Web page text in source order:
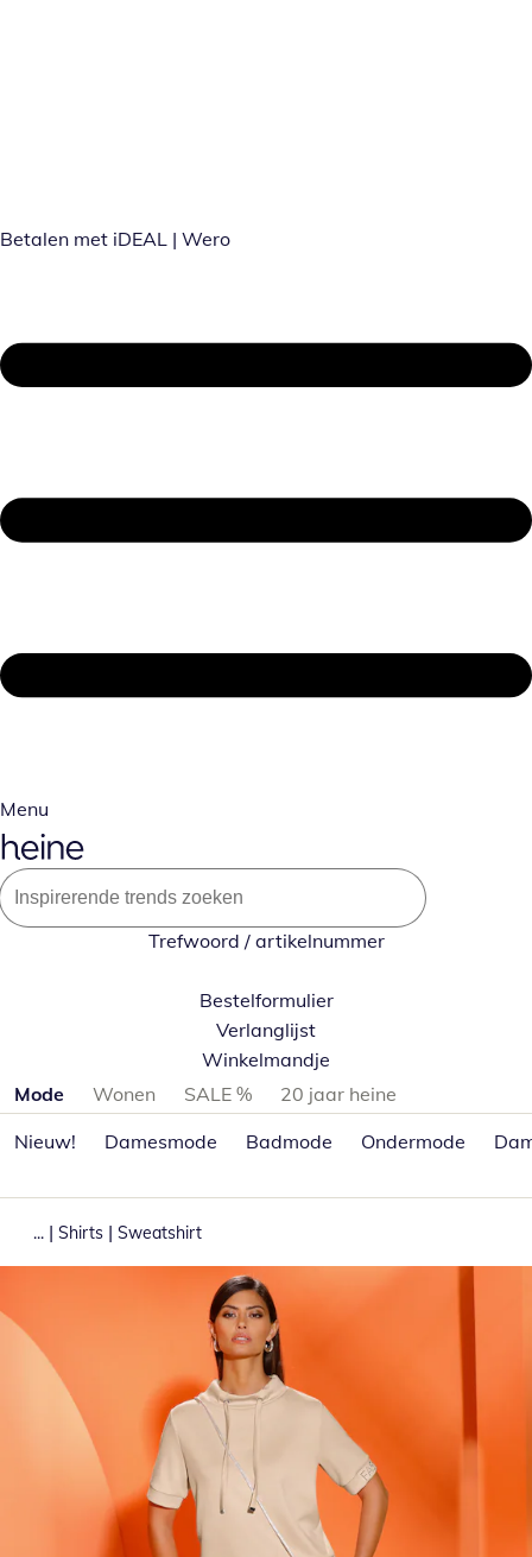
Betalen met iDEAL | Wero
Menu
Trefwoord / artikelnummer
Bestelformulier
Verlanglijst
Winkelmandje
Productcategorieën overslaan
Mode Wonen SALE %
20 jaar heine
Nieuw!
Damesmode Badmode Ondermode
... | Shirts | Sweatshirt